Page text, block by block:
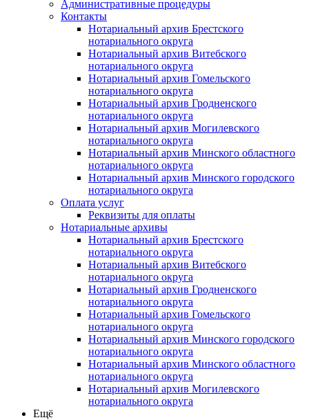
Административные процедуры
Контакты
Нотариальный архив Брестского
нотариального округа
Нотариальный архив Витебского
нотариального округа
Нотариальный архив Гомельского
нотариального округа
Нотариальный архив Гродненского
нотариального округа
Нотариальный архив Могилевского
нотариального округа
Нотариальный архив Минского областного
нотариального округа
Нотариальный архив Минского городского
нотариального округа
Оплата услуг
Реквизиты для оплаты
Нотариальные архивы
Нотариальный архив Брестского
нотариального округа
Нотариальный архив Витебского
нотариального округа
Нотариальный архив Гродненского
нотариального округа
Нотариальный архив Гомельского
нотариального округа
Нотариальный архив Минского городского
нотариального округа
Нотариальный архив Минского областного
нотариального округа
Нотариальный архив Могилевского
нотариального округа
Ещё